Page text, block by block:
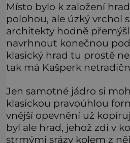
Místo bylo k založení
polohou, ale úzký vrchol
architekty hodně
navrhnout konečnou
klasický hrad tu prostě
tak má Kašperk
Jen samotné jádro si
klasickou pravoúhlou
vnější opevnění už
byl ale hrad, jehož zdi v
strmými srázy kolem z